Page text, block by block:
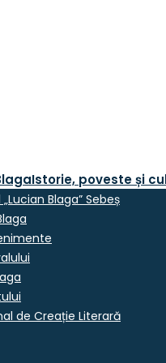
Istorie, poveste și
Blaga” Sebeș
de Creație Literară